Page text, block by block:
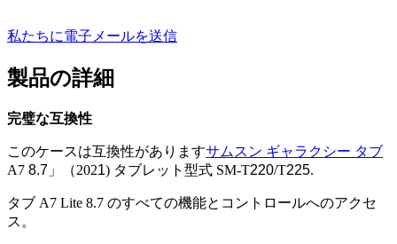
私たちに電子メールを送信
製品の詳細
完璧な互換性
このケースは互換性がありますサムスン ギャラクシー タブ
A7 8.7 」（2021) タブレット型式 SM-T220/T225.
タブ A7 Lite 8.7 のすべての機能とコントロールへのアクセ
ス。